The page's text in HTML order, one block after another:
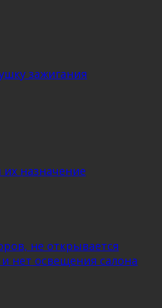
зажигания
назначение
не открывается
нет освещения салона